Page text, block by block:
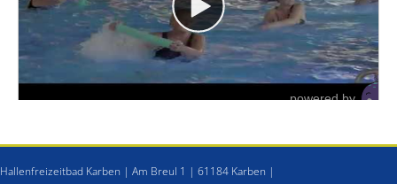
Hallenfreizeitbad Karben | Am Breul 1 | 61184 Karben |